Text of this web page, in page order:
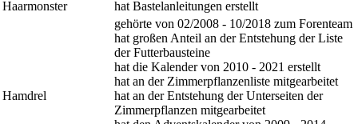
Haarmonster
hat Bastelanleitungen erstellt
Hamdrel
gehörte von 02/2008 - 10/2018 zum Forenteam
hat großen Anteil an der Entstehung der Liste
der Futterbausteine
hat die Kalender von 2010 - 2021 erstellt
hat an der Zimmerpflanzenliste mitgearbeitet
hat an der Entstehung der Unterseiten der
Zimmerpflanzen mitgearbeitet